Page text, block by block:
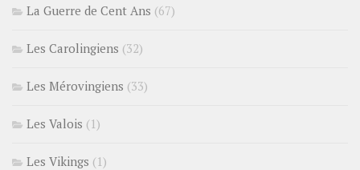
La Guerre de Cent Ans (67)
Les Carolingiens (32)
Les Mérovingiens (33)
Les Valois (1)
Les Vikings (1)